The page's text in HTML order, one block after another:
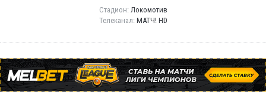
Стадион: Локомотив
Телеканал: МАТЧ! HD